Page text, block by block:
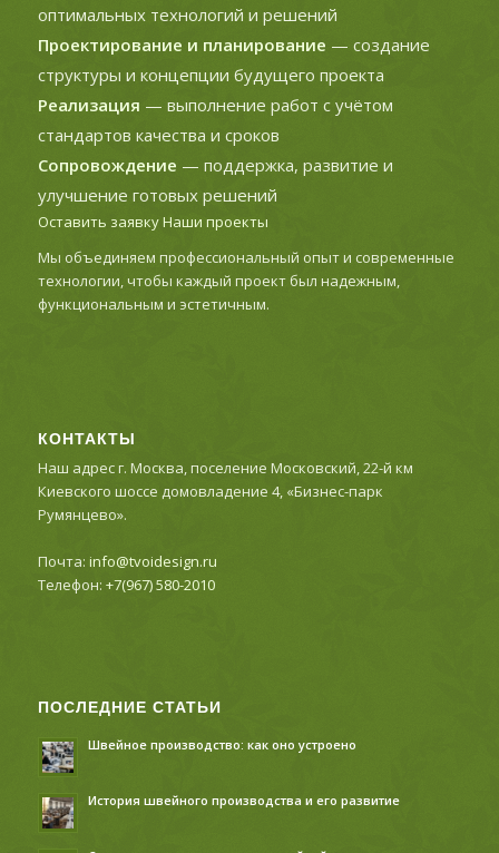
оптимальных технологий и решений
Проектирование и планирование — создание
структуры и концепции будущего проекта
Реализация — выполнение работ с учётом
стандартов качества и сроков
Сопровождение — поддержка, развитие и
улучшение готовых решений
Оставить заявкуНаши проекты
Мы объединяем профессиональный опыт и современные
технологии, чтобы каждый проект был надежным,
функциональным и эстетичным.
КОНТАКТЫ
Наш адрес г. Москва, поселение Московский, 22-й км
Киевского шоссе домовладение 4, «Бизнес-парк
Румянцево».
Почта: info@tvoidesign.ru
Телефон: +7(967) 580-2010
ПОСЛЕДНИЕ СТАТЬИ
Швейное производство: как оно устроено
История швейного производства и его развитие